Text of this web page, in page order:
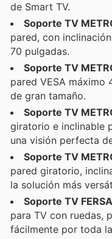
de Smart TV.
Soporte TV
pared, con
70 pulgadas.
Soporte TV
pared VESA
de gran tamaño.
Soporte TV
giratorio e inclinable
una visión perfecta
Soporte TV
pared giratorio,
la solución más
Soporte TV
para TV con ruedas,
fácilmente por toda